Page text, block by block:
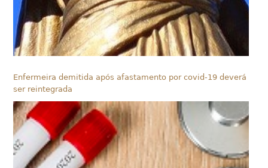
Enfermeira demitida após afastamento por covid-19 deverá
ser reintegrada